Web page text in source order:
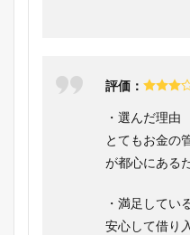
評価：
・選んだ理由
とてもお金の
が都心にある
・満足してい
安心して借り